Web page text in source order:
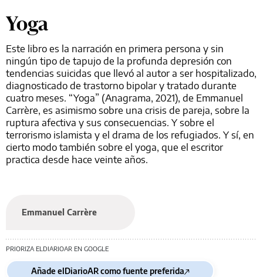
Yoga
Este libro es la narración en primera persona y sin
ningún tipo de tapujo de la profunda depresión con
tendencias suicidas que llevó al autor a ser hospitalizado,
diagnosticado de trastorno bipolar y tratado durante
cuatro meses. “Yoga” (Anagrama, 2021), de Emmanuel
Carrère, es asimismo sobre una crisis de pareja, sobre la
ruptura afectiva y sus consecuencias. Y sobre el
terrorismo islamista y el drama de los refugiados. Y sí, en
cierto modo también sobre el yoga, que el escritor
practica desde hace veinte años.
Emmanuel Carrère
PRIORIZA ELDIARIOAR EN GOOGLE
Añade elDiarioAR como fuente preferida